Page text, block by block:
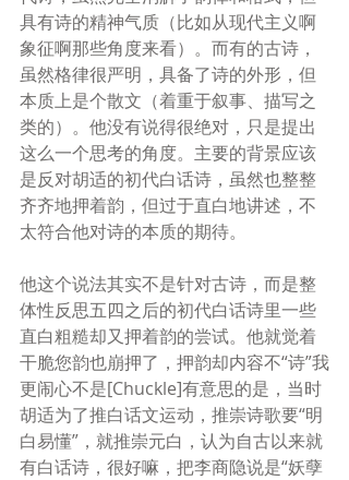
具有诗的精神气质（比如从现代主义啊
象征啊那些角度来看）。而有的古诗，
虽然格律很严明，具备了诗的外形，但
本质上是个散文（着重于叙事、描写之
类的）。他没有说得很绝对，只是提出
这么一个思考的角度。主要的背景应该
是反对胡适的初代白话诗，虽然也整整
齐齐地押着韵，但过于直白地讲述，不
太符合他对诗的本质的期待。
他这个说法其实不是针对古诗，而是整
体性反思五四之后的初代白话诗里一些
直白粗糙却又押着韵的尝试。他就觉着
干脆您韵也崩押了，押韵却内容不“诗”我
更闹心不是[Chuckle]有意思的是，当时
胡适为了推白话文运动，推崇诗歌要“明
白易懂”，就推崇元白，认为自古以来就
有白话诗，很好嘛，把李商隐说是“妖孽